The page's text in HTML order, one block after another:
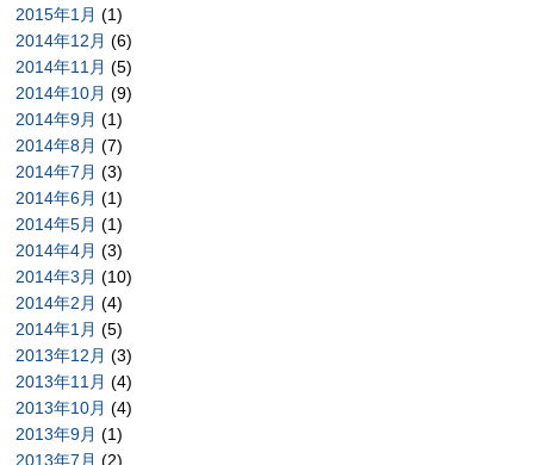
2015年1月 (1)
2014年12月 (6)
2014年11月 (5)
2014年10月 (9)
2014年9月 (1)
2014年8月 (7)
2014年7月 (3)
2014年6月 (1)
2014年5月 (1)
2014年4月 (3)
2014年3月 (10)
2014年2月 (4)
2014年1月 (5)
2013年12月 (3)
2013年11月 (4)
2013年10月 (4)
2013年9月 (1)
2013年7月 (2)